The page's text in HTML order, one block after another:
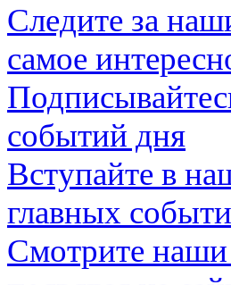
Следите за
самое
событий дня
Вступайте в
главных
Смотрите наши